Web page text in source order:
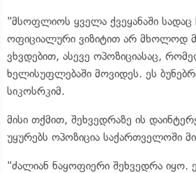
"მსოფლიოს ყველა ქვეყანაში სადაც
ოფიციალური ვიზიტით არ მხოლოდ
ვხვდებით, ასევე ოპოზიციასაც,
ხელისუფლებაში მოვიდეს. ეს
სიკოსრკიმ.
მისი თქმით, შეხვედრაზე ის
უყურებს ოპოზიცია საქართველოში
"ძალიან ნაყოფიერი შეხვედრა იყო.